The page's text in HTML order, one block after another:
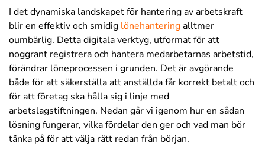
I det dynamiska landskapet för hantering av arbetskraft
blir en effektiv och smidig lönehanteringalltmer
oumbärlig. Detta digitala verktyg, utformat för att
noggrant registrera och hantera medarbetarnas arbetstid,
förändrar löneprocessen i grunden. Det är avgörande
både för att säkerställa att anställda får korrekt betalt och
för att företag ska hålla sig i linje med
arbetslagstiftningen. Nedan går vi igenom hur en sådan
lösning fungerar, vilka fördelar den ger och vad man bör
tänka på för att välja rätt redan från början.